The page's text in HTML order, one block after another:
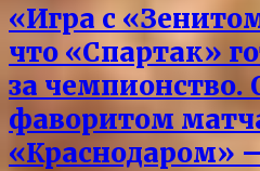
«Игра с
что «Спартак»
за чемпионство.
фаворитом
«Краснодаром»